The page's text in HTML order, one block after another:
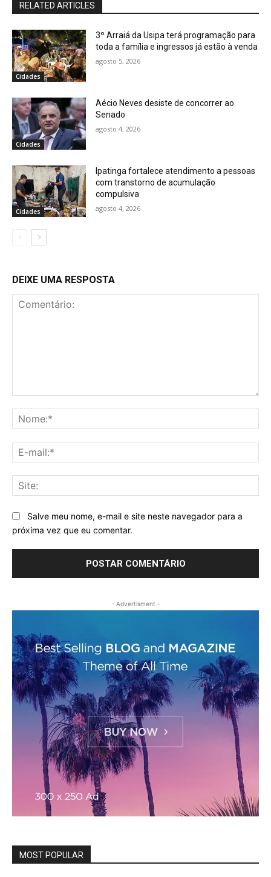
RELATED ARTICLES
Cidades
3º Arraiá da Usipa terá programação para
toda a família e ingressos já estão à venda
agosto 5, 2026
Cidades
Aécio Neves desiste de concorrer ao
Senado
agosto 4, 2026
Cidades
Ipatinga fortalece atendimento a pessoas
com transtorno de acumulação
compulsiva
agosto 4, 2026
DEIXE UMA RESPOSTA
Salve meu nome, e-mail e site neste navegador para a
próxima vez que eu comentar.
- Advertisment -
MOST POPULAR